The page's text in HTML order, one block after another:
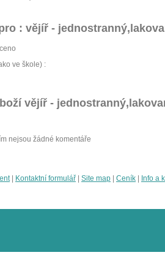
: vějíř -
ve škole) :
vějíř -
nejsou žádné komentáře
| Kontaktní formulář | Site map | Ceník | Info a